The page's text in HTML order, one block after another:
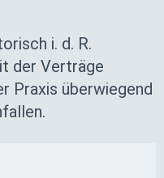
i. d. R.
der Verträge
Praxis überwiegend